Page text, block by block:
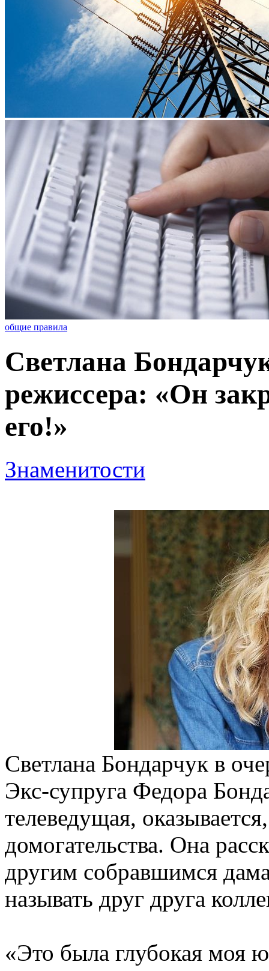
общие правила
Светлана
режиссера: «Он
его!»
Знаменитости
Светлана Бондарчук в
Экс-супруга Федора
телеведущая,
домогательства. Она
другим собравшимся
называть друг друга
«Это была глубокая моя